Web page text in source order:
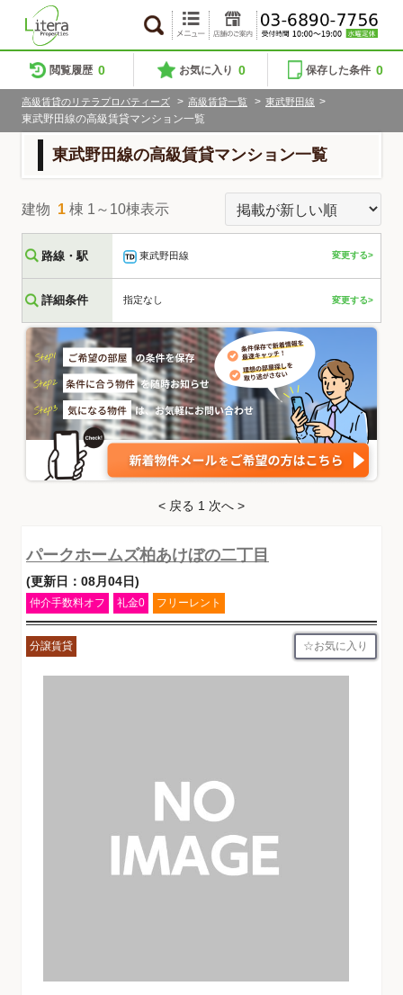
閲覧履歴 0 お気に入り 0 保存した条件 0
高級賃貸のリテラプロパティーズ > 高級賃貸一覧 > 東武野田線 >
東武野田線の高級賃貸マンション一覧
東武野田線の高級賃貸マンション一覧
建物 1 棟 1～10棟表示
路線・駅 東武野田線 変更する>
詳細条件 指定なし 変更する>
< 戻る 1 次へ >
パークホームズ柏あけぼの二丁目
(更新日：08月04日)
仲介手数料オフ 礼金0 フリーレント
分譲賃貸 お気に入り